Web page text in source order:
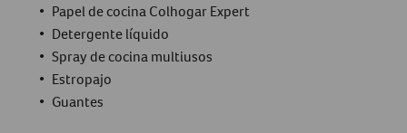
Papel de cocina Colhogar Expert
Detergente líquido
Spray de cocina multiusos
Estropajo
Guantes